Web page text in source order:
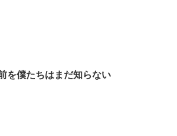
を僕たちはまだ知らない